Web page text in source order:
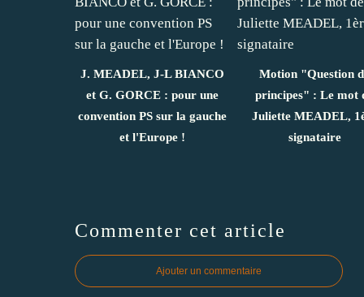
J. MEADEL, J-L BIANCO
et G. GORCE : pour une
convention PS sur la gauche
et l'Europe !
Motion "Question
principes" : Le mot
Juliette MEADEL,
signataire
Commenter cet article
Ajouter un commentaire